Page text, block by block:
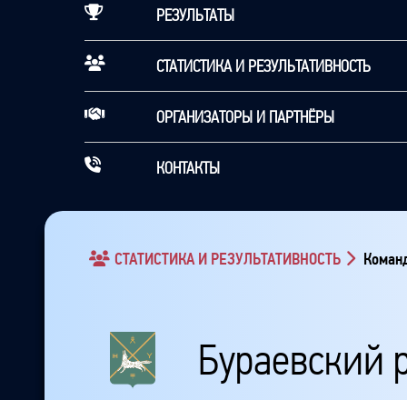
РЕЗУЛЬТАТЫ
СТАТИСТИКА И РЕЗУЛЬТАТИВНОСТЬ
ОРГАНИЗАТОРЫ И ПАРТНЁРЫ
КОНТАКТЫ
СТАТИСТИКА И РЕЗУЛЬТАТИВНОСТЬ
Бураевский